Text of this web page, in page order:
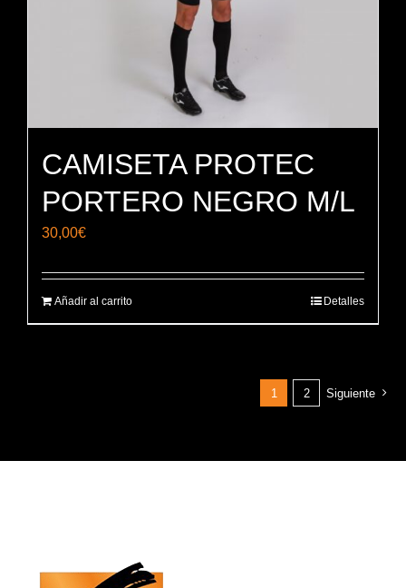
CAMISETA PROTEC
PORTERO NEGRO M/L
30,00€
Añadir al carrito Detalles
1 2 Siguiente